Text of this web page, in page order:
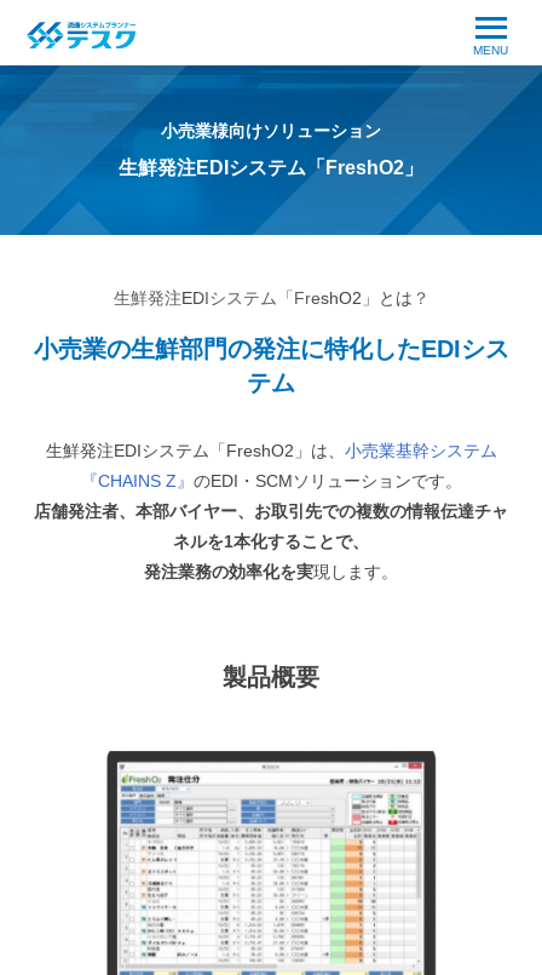
MENU
小売業様向けソリューション
生鮮発注EDIシステム「FreshO2」
生鮮発注EDIシステム「FreshO2」とは？
小売業の生鮮部門の発注に特化したEDIシス
テム
生鮮発注EDIシステム「FreshO2」は、 小売業基幹システム
『CHAINS Z』 のEDI・SCMソリューションです。
店舗発注者、本部バイヤー、お取引先での複数の情報伝達チャ
ネルを1本化することで、
発注業務の効率化を実現します。
製品概要